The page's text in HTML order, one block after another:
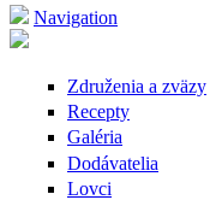
Navigation
Združenia a zväzy
Recepty
Galéria
Dodávatelia
Lovci